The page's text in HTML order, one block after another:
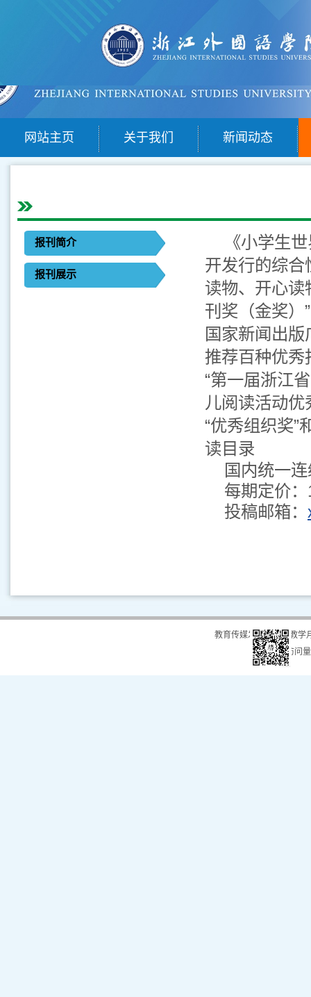
网站主页 关于我们 新闻动态
报刊简介
报刊展示
《小学生
开发行的综合
读物、开心读
刊奖（金奖）
国家新闻出版
推荐百种优秀
“第一届浙江
儿阅读活动优
“优秀组织奖”
读目录
国内统一
每期定价
投稿邮箱：
教育传媒发展中心（教
总访问